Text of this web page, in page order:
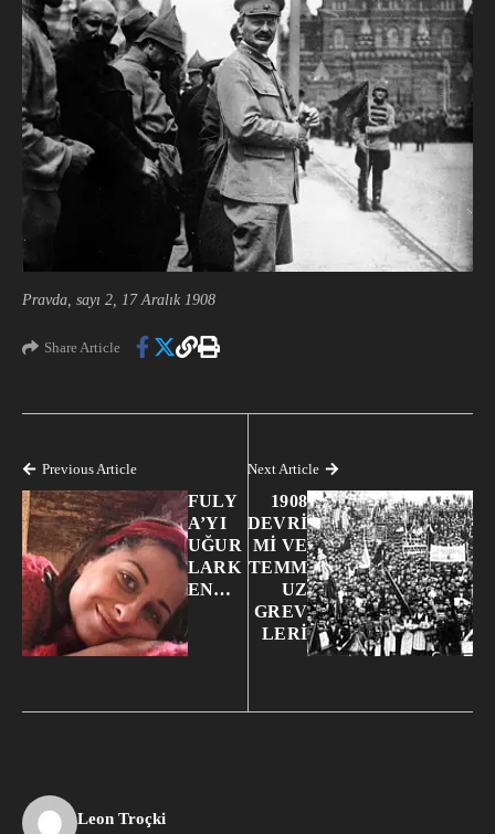
Pravda, sayı 2, 17 Aralık 1908
Share Article
Previous Article
FULY
A’YI
UĞUR
LARK
EN…
Next Article
1908
DEVRİ
Mİ VE
TEMM
UZ
GREV
LERİ
Leon Troçki